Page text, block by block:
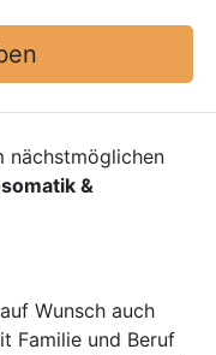
nächstmöglichen
&
Wunsch auch
Familie und Beruf